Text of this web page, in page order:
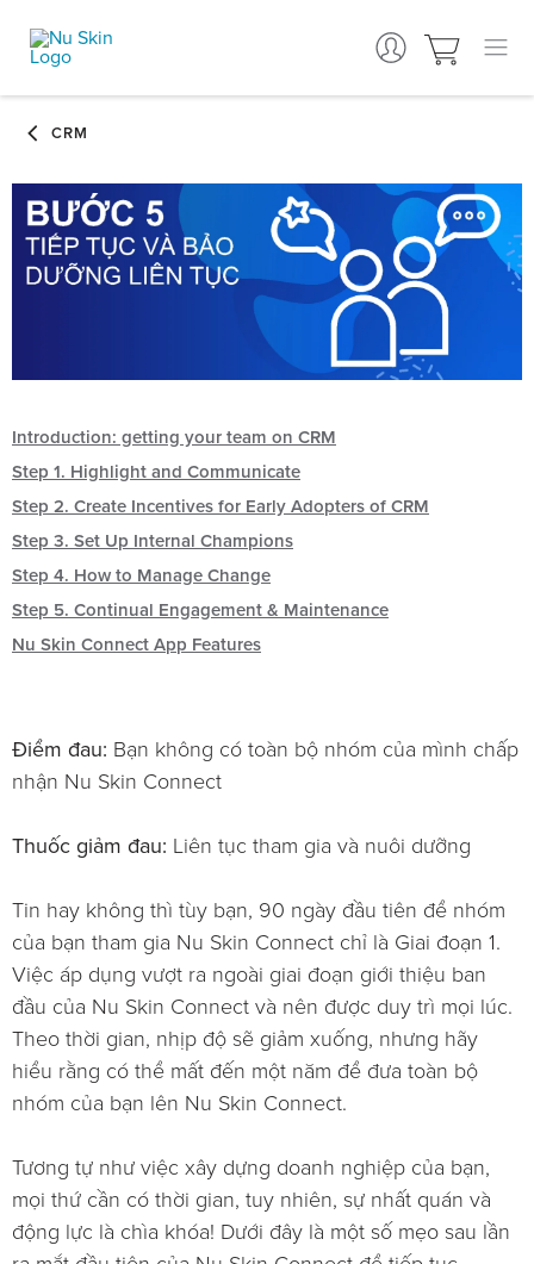
Introduction: getting your team on CRM
Step 1. Highlight and Communicate
Step 2. Create Incentives for Early Adopters of CRM
Step 3. Set Up Internal Champions
Step 4. How to Manage Change
Step 5. Continual Engagement & Maintenance
Nu Skin Connect App Features
Điểm đau: Bạn không có toàn bộ nhóm của mình chấp
nhận Nu Skin Connect
Thuốc giảm đau: Liên tục tham gia và nuôi dưỡng
Tin hay không thì tùy bạn, 90 ngày đầu tiên để nhóm
của bạn tham gia Nu Skin Connect chỉ là Giai đoạn 1.
Việc áp dụng vượt ra ngoài giai đoạn giới thiệu ban
đầu của Nu Skin Connect và nên được duy trì mọi lúc.
Theo thời gian, nhịp độ sẽ giảm xuống, nhưng hãy
hiểu rằng có thể mất đến một năm để đưa toàn bộ
nhóm của bạn lên Nu Skin Connect.
Tương tự như việc xây dựng doanh nghiệp của bạn,
mọi thứ cần có thời gian, tuy nhiên, sự nhất quán và
động lực là chìa khóa! Dưới đây là một số mẹo sau lần